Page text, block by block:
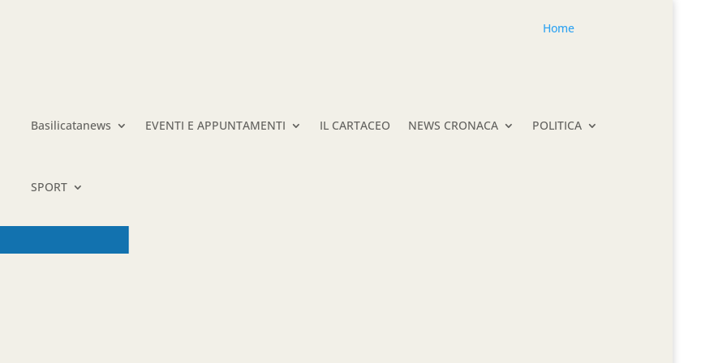
Home
Basilicatanews EVENTI E APPUNTAMENTI IL CARTACEO NEWS CRONACA POLITICA
SPORT